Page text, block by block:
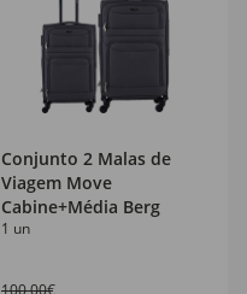
Conjunto 2 Malas de
Viagem Move
Cabine+Média Berg
1 un
100,00€